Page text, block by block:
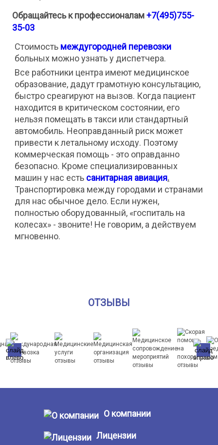
Обращайтесь к профессионалам+7(495)755-
35-03
Стоимость междугородней перевозки
больных можно узнать у диспетчера.
Все работники центра имеют медицинское
образование, дадут грамотную консультацию,
быстро среагируют на вызов. Когда пациент
находится в критическом состоянии, его
нельзя помещать в такси или стандартный
автомобиль. Неоправданный риск может
привести к летальному исходу. Поэтому
коммерческая помощь - это оправданно
безопасно. Кроме специализированных
машин у нас есть санитарная авиация.
Транспортировка между городами и странами
для нас обычное дело. Если нужен,
полностью оборудованный, «госпиталь на
колесах» - звоните! Не говорим, а действуем
мгновенно.
ОТЗЫВЫ
О компании
Лицензии